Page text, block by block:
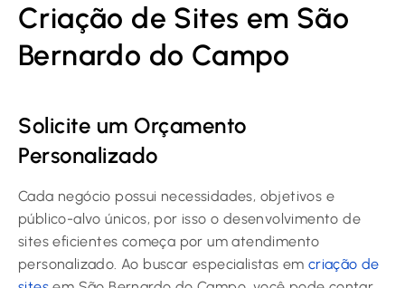
Criação de Sites em São
Bernardo do Campo
Solicite um Orçamento
Personalizado
Cada negócio possui necessidades, objetivos e
público-alvo únicos, por isso o desenvolvimento de
sites eficientes começa por um atendimento
personalizado. Ao buscar especialistas em criação de